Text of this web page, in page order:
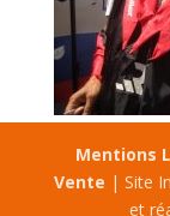
Mentions
Vente | Site
et